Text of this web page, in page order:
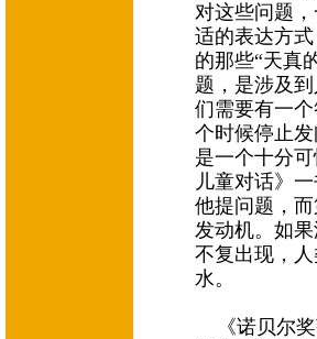
对这些问题
适的表达方
的那些“天真
题，是涉及
们需要有一
个时候停止
是一个十分
儿童对话》
他提问题，
发动机。如
不复出现，
水。
《诺贝尔奖